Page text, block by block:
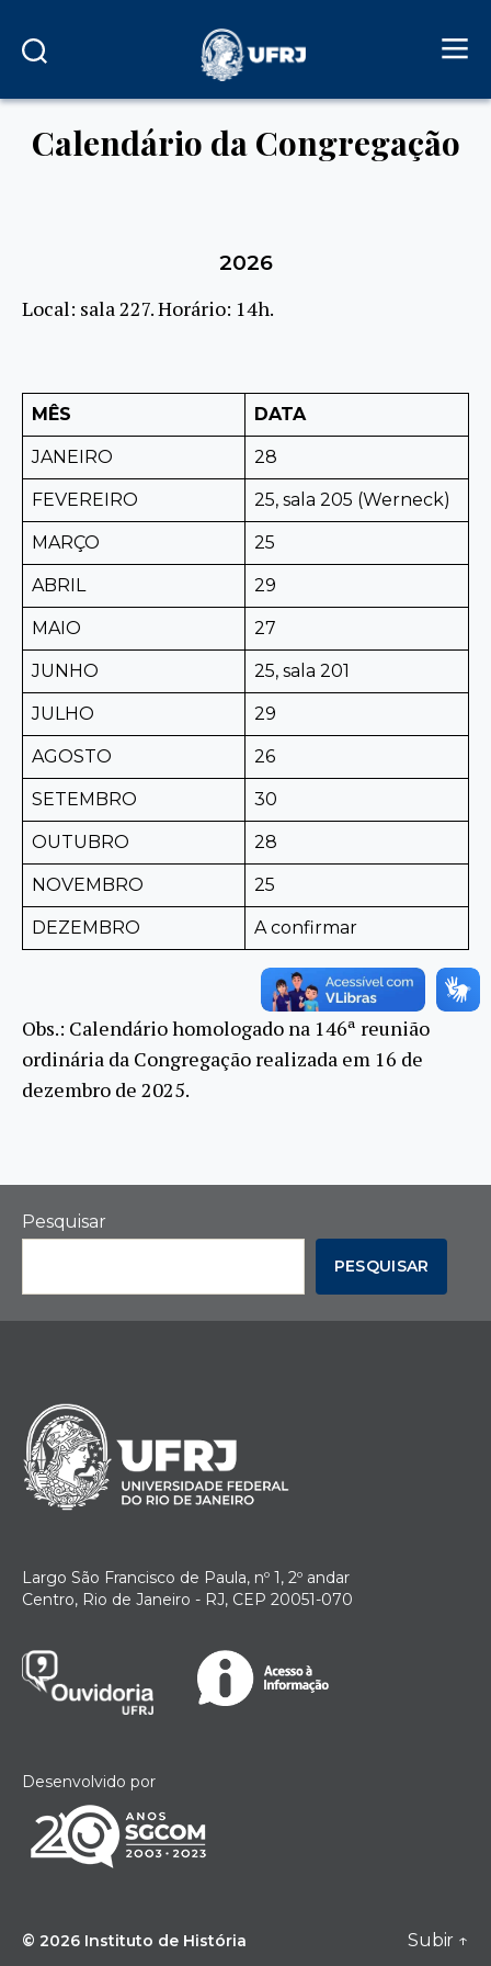
Calendário da Congregação
2026
Local: sala 227. Horário: 14h.
MÊS DATA
JANEIRO 28
FEVEREIRO 25, sala 205 (Werneck)
MARÇO 25
ABRIL 29
MAIO 27
JUNHO 25, sala 201
JULHO 29
AGOSTO 26
SETEMBRO 30
OUTUBRO 28
NOVEMBRO 25
DEZEMBRO A confirmar
Obs.: Calendário homologado na 146ª reunião
ordinária da Congregação realizada em 16 de
dezembro de 2025.
Pesquisar
PESQUISAR
Largo São Francisco de Paula, nº 1, 2º andar
Centro, Rio de Janeiro - RJ, CEP 20051-070
Desenvolvido por
© 2026 Instituto de História Subir ↑